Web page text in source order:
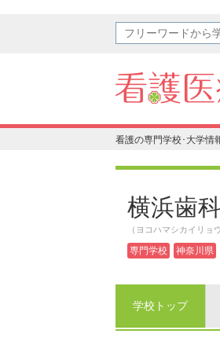
看護の専門学校･大学情
横浜歯
（ヨコハマシカイリョ
専門学校 神奈川県
学校トップ